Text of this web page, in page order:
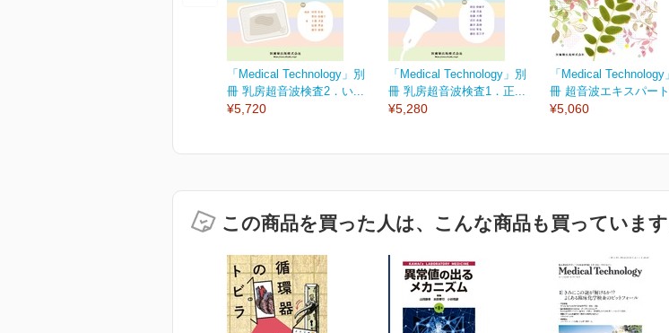
「Medical Technology」別
冊 乳房超音波検査2．い...
¥5,720
「Medical Technology」別
冊 乳房超音波検査1．正...
¥5,280
「Medical Technology
冊 超音波エキスパー
¥5,060
この商品を買った人は、こんな商品も買っています